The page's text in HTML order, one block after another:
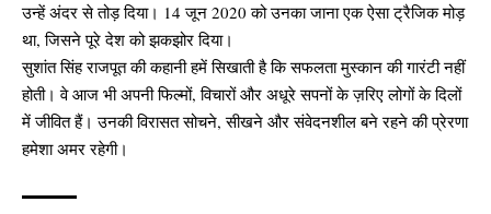
उन्हें अंदर से तोड़ दिया। 14 जून 2020 को उनका जाना एक ऐसा ट्रैजिक मोड़
था, जिसने पूरे देश को झकझोर दिया।
सुशांत सिंह राजपूत की कहानी हमें सिखाती है कि सफलता मुस्कान की गारंटी नहीं
होती। वे आज भी अपनी फिल्मों, विचारों और अधूरे सपनों के ज़रिए लोगों के दिलों
में जीवित हैं। उनकी विरासत सोचने, सीखने और संवेदनशील बने रहने की प्रेरणा
हमेशा अमर रहेगी।